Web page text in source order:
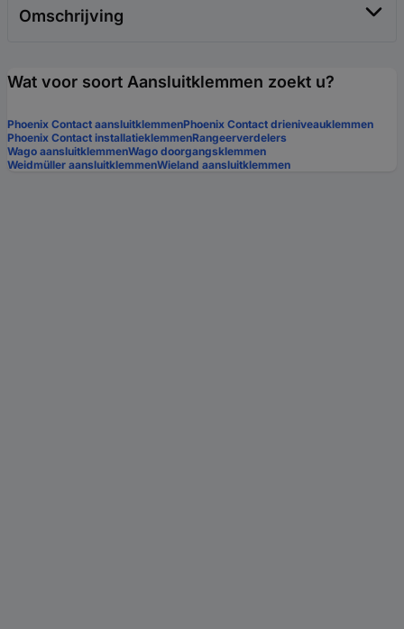
Omschrijving
Wat voor soort Aansluitklemmen zoekt u?
Phoenix Contact aansluitklemmenPhoenix Contact drieniveauklemmen
Phoenix Contact installatieklemmenRangeerverdelers
Wago aansluitklemmenWago doorgangsklemmen
Weidmüller aansluitklemmenWieland aansluitklemmen